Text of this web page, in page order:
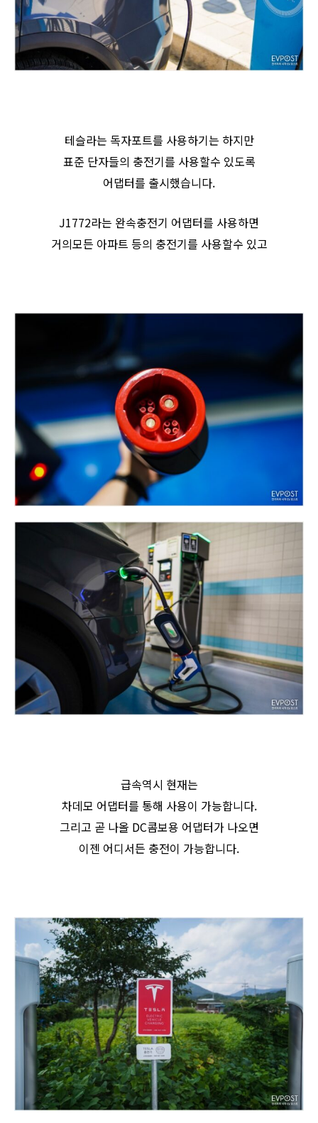
테슬라는 독자포트를 사용하기는 하지만
표준 단자들의 충전기를 사용할수 있도록
어댑터를 출시했습니다.
J1772라는 완속충전기 어댑터를 사용하면
거의모든 아파트 등의 충전기를 사용할수 있고
급속역시 현재는
차데모 어댑터를 통해 사용이 가능합니다.
그리고 곧 나올 DC콤보용 어댑터가 나오면
이젠 어디서든 충전이 가능합니다.